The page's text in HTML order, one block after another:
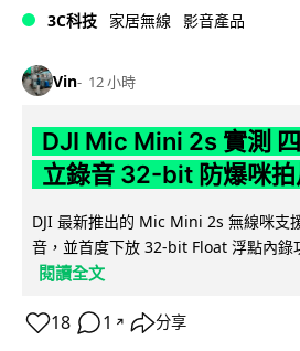
3C科技 家居無線 影音產品
Vin 12 小時
DJI Mic Mini 2s 實測
立錄音 32-bit 防爆咪
DJI 最新推出的 Mic Mini 2s 無線咪支
音，並首度下放 32-bit Float 浮點內錄
閱讀全文
18 1 ↗ 分享